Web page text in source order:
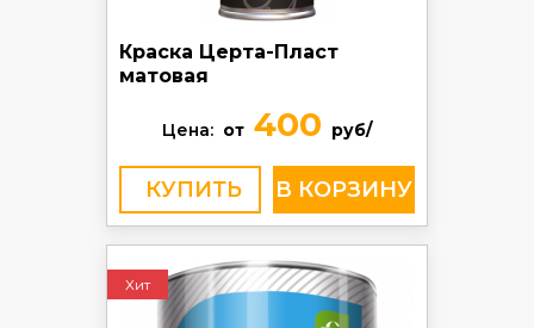
Краска Церта-Пласт
матовая
Цена: от 400 руб/
КУПИТЬ
Хит